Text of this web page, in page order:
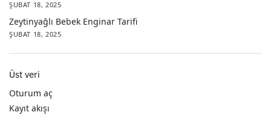
ŞUBAT 18, 2025
Zeytinyağlı Bebek Enginar Tarifi
ŞUBAT 18, 2025
Üst veri
Oturum aç
Kayıt akışı